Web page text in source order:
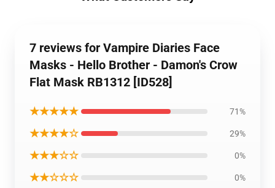
7 reviews for Vampire Diaries Face
Masks - Hello Brother - Damon's Crow
Flat Mask RB1312 [ID528]
★★★★★ 71%
★★★★☆ 29%
★★★☆☆ 0%
★★☆☆☆ 0%